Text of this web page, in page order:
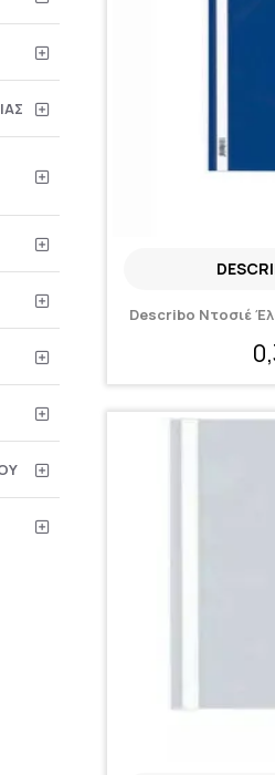
Describo Ντοσιέ